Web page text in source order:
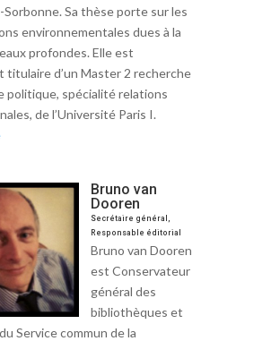
Sa thèse porte sur les
environnementales dues à la
profondes. Elle est
titulaire d’un Master 2 recherche
politique, spécialité relations
de l’Université Paris I.
Bruno van
Dooren
Secrétaire général,
Responsable éditorial
Bruno van Dooren
est Conservateur
général des
bibliothèques et
Service commun de la